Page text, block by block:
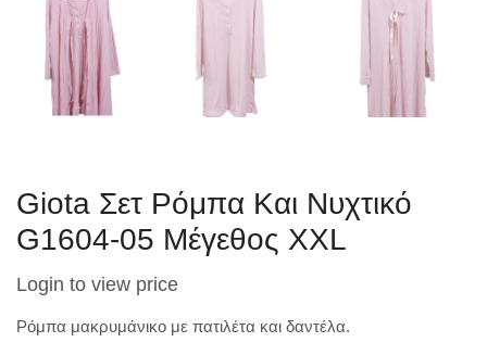
Giota Σετ Ρόμπα Και Νυχτικό
G1604-05 Μέγεθος XXL
Login to view price
Ρόμπα μακρυμάνικο με πατιλέτα και δαντέλα.